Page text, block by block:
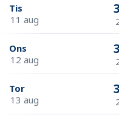
Tis
11 aug
Ons
12 aug
Tor
13 aug